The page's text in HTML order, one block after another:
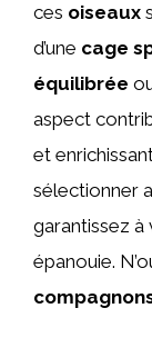
ces oiseaux
d’une cage
équilibrée
aspect
et
sélectionner
garantissez à
épanouie.